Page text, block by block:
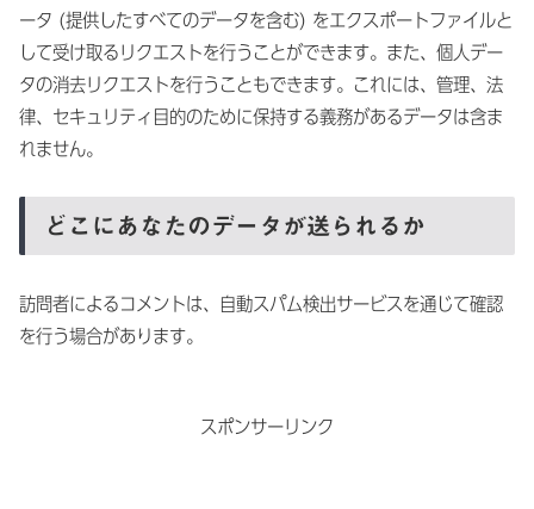
ータ (提供したすべてのデータを含む) をエクスポートファイルと
して受け取るリクエストを行うことができます。また、個人デー
タの消去リクエストを行うこともできます。これには、管理、法
律、セキュリティ目的のために保持する義務があるデータは含ま
れません。
どこにあなたのデータが送られるか
訪問者によるコメントは、自動スパム検出サービスを通じて確認
を行う場合があります。
スポンサーリンク